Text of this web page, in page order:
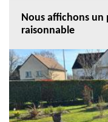
Nous affichons un
raisonnable